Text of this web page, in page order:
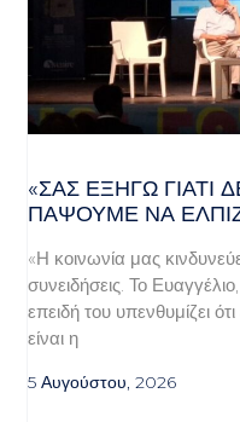
«ΣΑΣ ΕΞΗΓΏ ΓΙΑΤΊ
ΠΆΨΟΥΜΕ ΝΑ
«Η κοινωνία μας
συνειδήσεις. Το
επειδή του υπενθυμίζει
είναι η
5 Αυγούστου, 2026